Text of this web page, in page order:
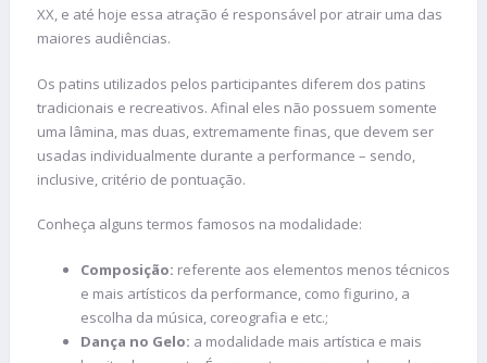
XX, e até hoje essa atração é responsável por atrair uma das
maiores audiências.
Os patins utilizados pelos participantes diferem dos patins
tradicionais e recreativos. Afinal eles não possuem somente
uma lâmina, mas duas, extremamente finas, que devem ser
usadas individualmente durante a performance – sendo,
inclusive, critério de pontuação.
Conheça alguns termos famosos na modalidade:
Composição: referente aos elementos menos técnicos
e mais artísticos da performance, como figurino, a
escolha da música, coreografia e etc.;
Dança no Gelo: a modalidade mais artística e mais